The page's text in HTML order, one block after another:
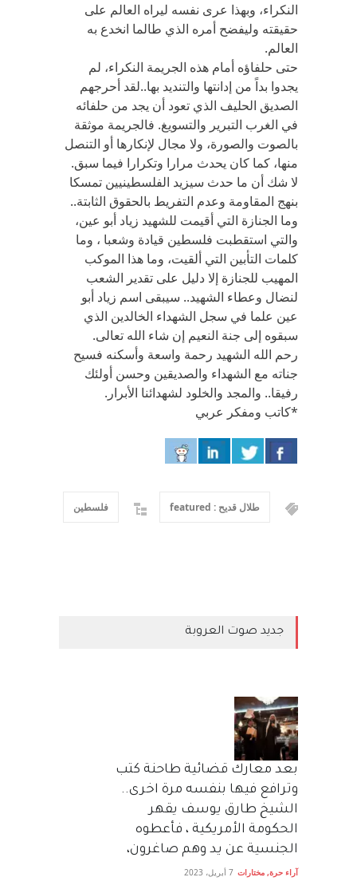
النكراء، وبهذا عرى نفسه ليراه العالم على
حقيقته وليفضح أمره الذي طالما انخدع به
العالم.
حتى حلفاؤه أمام هذه الجريمة النكراء، لم
يجدوا بداً من إدانتها والتنديد بها..لقد أحرجهم
الصديق الحليف الذي تعود أن يجد من حلفائه
في الغرب التبرير والتسويغ. فالجريمة موثقة
بالصوت والصورة، ولا مجال لإنكارها أو التنصل
منها، كما كان يحدث مرارا وتكرارا فيما سبق.
لا شك أن ما حدث سيزيد الفلسطينيين تمسكا
بنهج المقاومة وعدم التفريط بالحقوق الثابتة..
وما الجنازة التي أقيمت للشهيد زياد أبو عين،
والتي استقطبت فلسطين قيادة وشعبا ، وما
كلمات التأبين التي ألقيت، وما هذا الموكب
المهيب للجنازة إلا دليل على تقدير الشعب
لنضال وعطاء الشهيد.. سيبقى اسم زياد أبو
عين علما في سجل الشهداء الخالدين الذي
سبقوه إلى جنة النعيم إن شاء الله تعالى.
رحم الله الشهيد رحمة واسعة وأسكنه فسيح
جناته مع الشهداء والصديقين وحسن أولئك
رفيقا.. والمجد والخلود لشهدائنا الأبرار.
*كاتب ومفكر عربي
طلال قديح : featured فلسطين
جديد صوت العروبة
بعد معارك قضائية طاحنة كتب
وترافع فيها بنفسه مرة اخرى..
الشيخ طارق يوسف يقهر
الحكومة الأمريكية ، فأعطوه
الجنسية عن يد وهم صاغرون،
آراء حرة, مختارات 7 أبريل، 2023